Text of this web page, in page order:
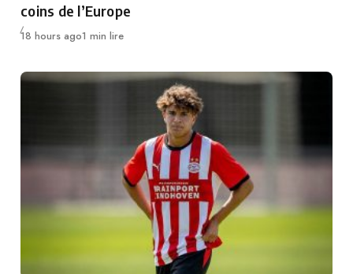
coins de l’Europe
Publié
18 hours ago1 min lire